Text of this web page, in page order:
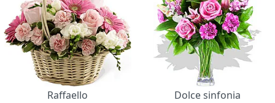
Raffaello
Dolce sinfonia